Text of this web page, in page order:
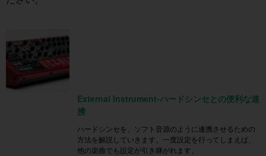
External Instrument-ハードシンセとの便利な連
携
ハードシンセを、ソフト音源のように連携させるための
方法を解説していきます。一度設定を行ってしまえば、
他の楽曲でも設定が引き継がれます。